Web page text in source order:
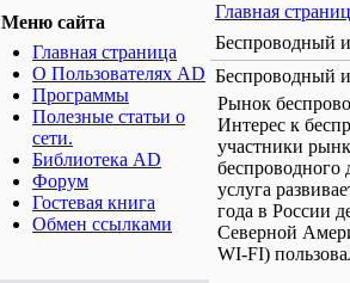
Меню сайта
Главная страница
О Пользователях AD
Программы
Полезные статьи о
сети.
Библиотека AD
Форум
Гостевая книга
Обмен ссылками
Главная
Беспроводный
Беспроводный
Рынок
Интерес к
участники
беспроводного
услуга
года в России
Северной
WI-FI)